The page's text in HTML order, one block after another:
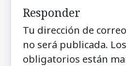
Responder
Tu dirección de
no será publicada.
obligatorios están